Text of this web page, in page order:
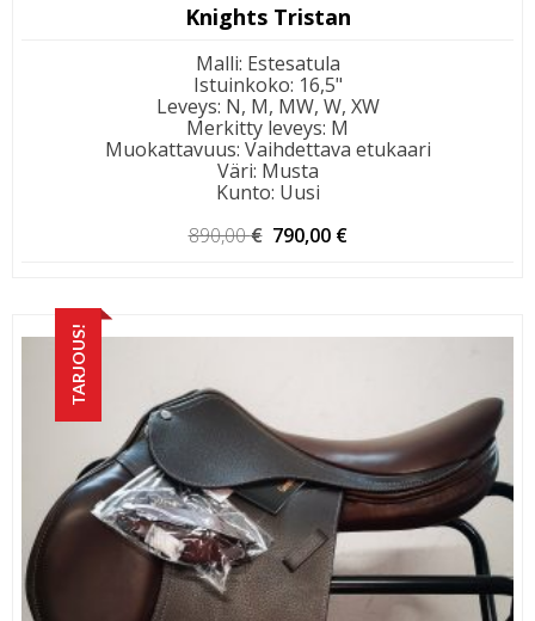
Knights Tristan
Malli: Estesatula
Istuinkoko: 16,5"
Leveys: N, M, MW, W, XW
Merkitty leveys: M
Muokattavuus: Vaihdettava etukaari
Väri: Musta
Kunto: Uusi
890,00€ Alkuperäinen
790,00 €
TARJOUS!